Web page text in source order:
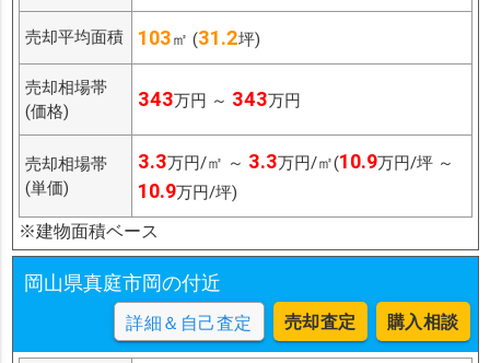
売却平均面積 103㎡ (31.2坪)
売却相場帯
(価格)
343万円 ～ 343万円
売却相場帯
(単価)
3.3万円/㎡ ～ 3.3万円/㎡(10.9万円/坪 ～
10.9万円/坪)
※建物面積ベース
岡山県真庭市岡の付近
詳細＆自己査定 売却査定 購入相談